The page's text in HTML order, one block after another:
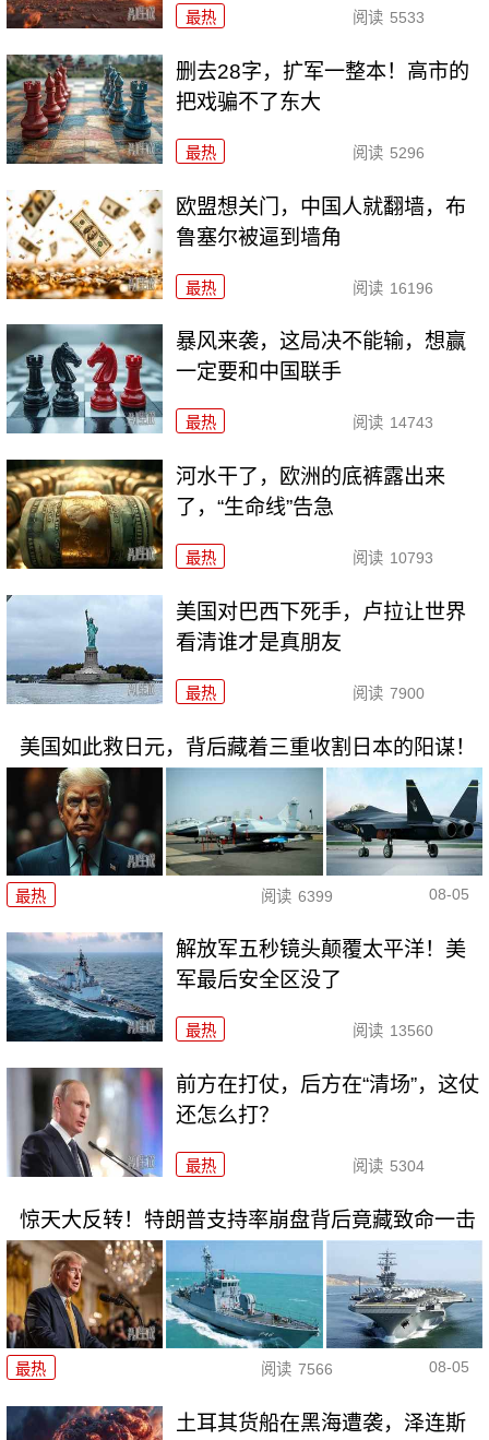
最热 阅读 5533
删去28字，扩军一整本！高市的
把戏骗不了东大
最热 阅读 5296
欧盟想关门，中国人就翻墙，布
鲁塞尔被逼到墙角
最热 阅读 16196
暴风来袭，这局决不能输，想赢
一定要和中国联手
最热 阅读 14743
河水干了，欧洲的底裤露出来
了，“生命线”告急
最热 阅读 10793
美国对巴西下死手，卢拉让世界
看清谁才是真朋友
最热 阅读 7900
美国如此救日元，背后藏着三重收割日本的阳谋！
最热 阅读 6399 08-05
解放军五秒镜头颠覆太平洋！美
军最后安全区没了
最热 阅读 13560
前方在打仗，后方在“清场”，这仗
还怎么打？
最热 阅读 5304
惊天大反转！特朗普支持率崩盘背后竟藏致命一击
最热 阅读 7566 08-05
土耳其货船在黑海遭袭，泽连斯